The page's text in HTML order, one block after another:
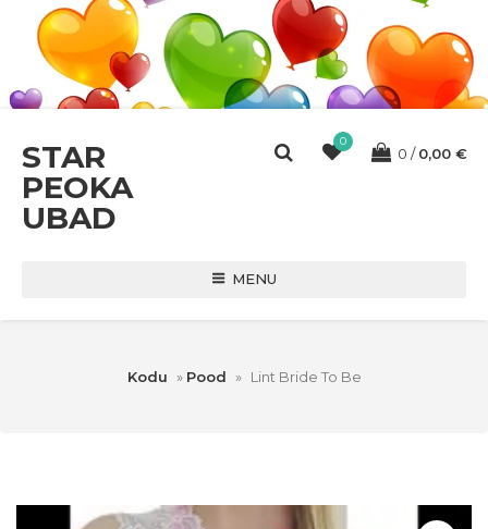
STAR
PEOKA
UBAD
0
0 0,00 €
MENU
Kodu » Pood » Lint Bride To Be